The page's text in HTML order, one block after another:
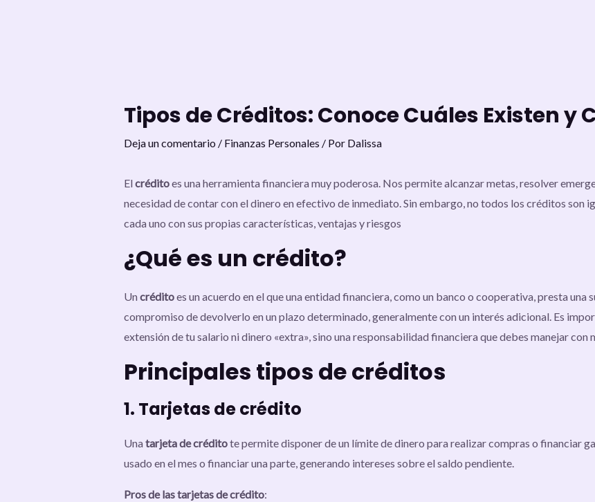
Tipos de Créditos: Conoce Cuáles Existen y
Deja un comentario / Finanzas Personales / Por Dalissa
El créditoes una herramienta financiera muy poderosa. Nos permite alcanzar metas, resolver
necesidad de contar con el dinero en efectivo de inmediato. Sin embargo, no todos los créditos son
cada uno con sus propias características, ventajas y riesgos
¿Qué es un crédito?
Un créditoes un acuerdo en el que una entidad financiera, como un banco o cooperativa, presta una
compromiso de devolverlo en un plazo determinado, generalmente con un interés adicional. Es
extensión de tu salario ni dinero «extra», sino una responsabilidad financiera que debes manejar con
Principales tipos de créditos
1. Tarjetas de crédito
Una tarjeta de créditote permite disponer de un límite de dinero para realizar compras o financiar
usado en el mes o financiar una parte, generando intereses sobre el saldo pendiente.
Pros de las tarjetas de crédito: